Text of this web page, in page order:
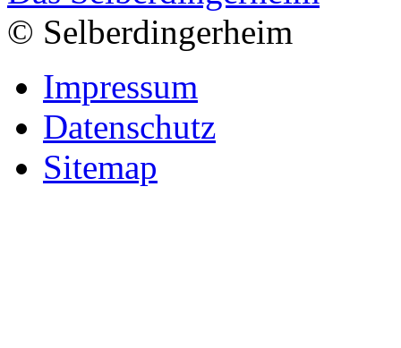
© Selberdingerheim
Impressum
Datenschutz
Sitemap